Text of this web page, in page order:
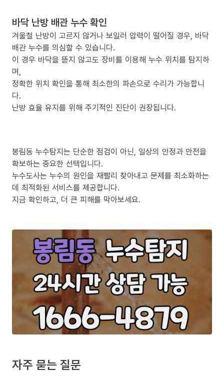
바닥 난방 배관 누수 확인
겨울철 난방이 고르지 않거나 보일러 압력이 떨어질 경우, 바닥
배관 누수를 의심할 수 있습니다.
이 경우 바닥을 뜯지 않고도 장비를 이용해 누수 위치를 탐지하
며,
정확한 위치 확인을 통해 최소한의 파손으로 수리가 가능합니
다.
난방 효율 유지를 위해 주기적인 진단이 권장됩니다.
봉림동 누수탐지는 단순한 점검이 아닌, 일상의 안정과 안전을
확보하는 중요한 선택입니다.
누수도사는 누수의 원인을 재빨리 찾아내고 문제를 최소화하는
데 최적화된 서비스를 제공합니다.
지금 확인하고, 더 큰 피해를 막아보세요.
자주 묻는 질문